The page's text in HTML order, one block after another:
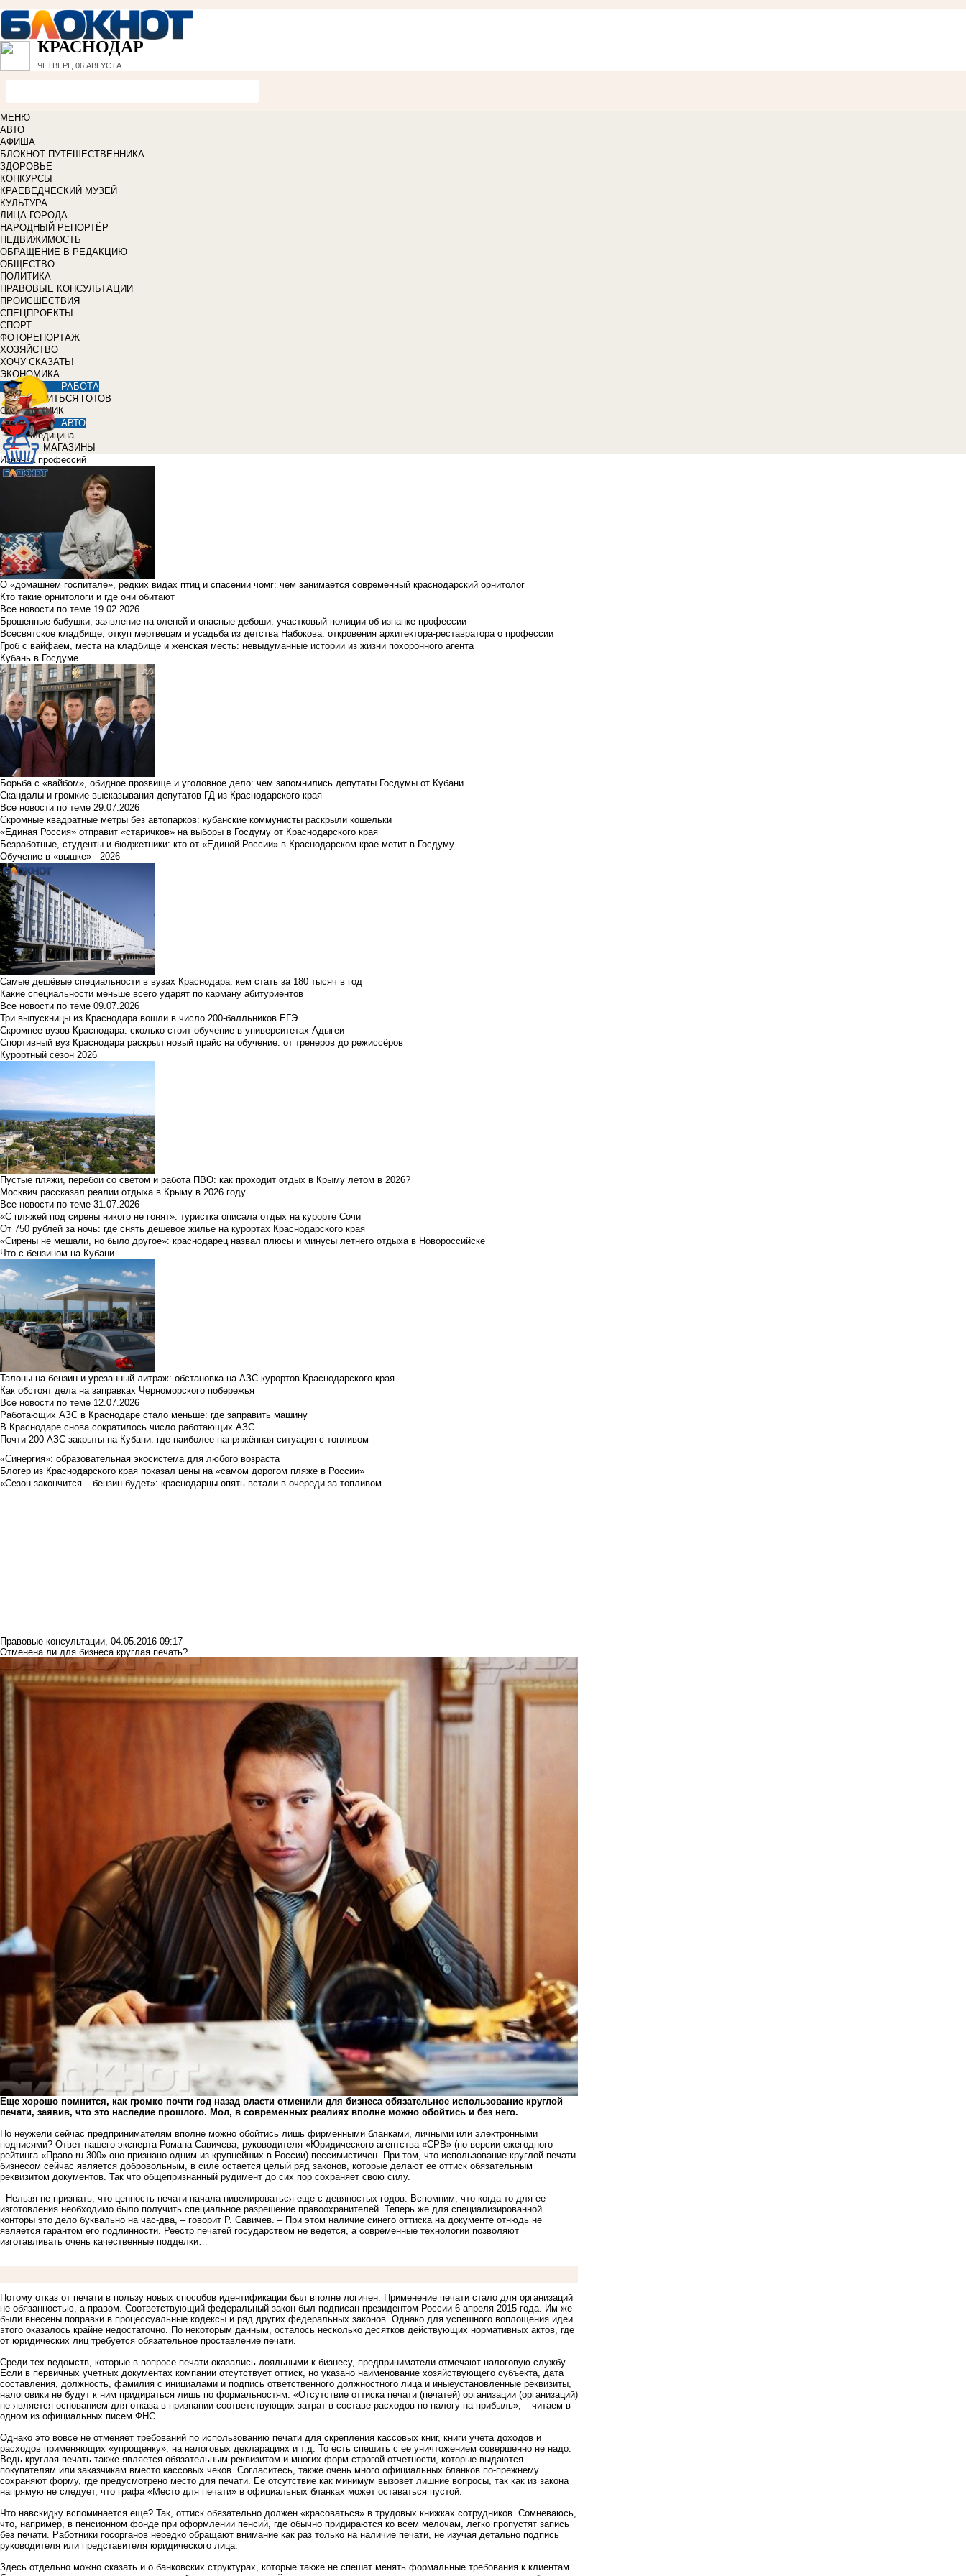
КРАСНОДАР
ЧЕТВЕРГ, 06 АВГУСТА
МЕНЮ
АВТО
АФИША
БЛОКНОТ ПУТЕШЕСТВЕННИКА
ЗДОРОВЬЕ
КОНКУРСЫ
КРАЕВЕДЧЕСКИЙ МУЗЕЙ
КУЛЬТУРА
ЛИЦА ГОРОДА
НАРОДНЫЙ РЕПОРТЁР
НЕДВИЖИМОСТЬ
ОБРАЩЕНИЕ В РЕДАКЦИЮ
ОБЩЕСТВО
ПОЛИТИКА
ПРАВОВЫЕ КОНСУЛЬТАЦИИ
ПРОИСШЕСТВИЯ
СПЕЦПРОЕКТЫ
СПОРТ
ФОТОРЕПОРТАЖ
ХОЗЯЙСТВО
ХОЧУ СКАЗАТЬ!
ЭКОНОМИКА
РАБОТА
УЧИТЬСЯ ГОТОВ
СПРАВОЧНИК
АВТО
Медицина
МАГАЗИНЫ
Изнанка профессий
О «домашнем госпитале», редких видах птиц и спасении чомг: чем занимается современный краснодарский орнитолог
Кто такие орнитологи и где они обитают
Все новости по теме 19.02.2026
Брошенные бабушки, заявление на оленей и опасные дебоши: участковый полиции об изнанке профессии
Всесвятское кладбище, откуп мертвецам и усадьба из детства Набокова: откровения архитектора-реставратора о профессии
Гроб с вайфаем, места на кладбище и женская месть: невыдуманные истории из жизни похоронного агента
Кубань в Госдуме
Борьба с «вайбом», обидное прозвище и уголовное дело: чем запомнились депутаты Госдумы от Кубани
Скандалы и громкие высказывания депутатов ГД из Краснодарского края
Все новости по теме 29.07.2026
Скромные квадратные метры без автопарков: кубанские коммунисты раскрыли кошельки
«Единая Россия» отправит «старичков» на выборы в Госдуму от Краснодарского края
Безработные, студенты и бюджетники: кто от «Единой России» в Краснодарском крае метит в Госдуму
Обучение в «вышке» - 2026
Самые дешёвые специальности в вузах Краснодара: кем стать за 180 тысяч в год
Какие специальности меньше всего ударят по карману абитуриентов
Все новости по теме 09.07.2026
Три выпускницы из Краснодара вошли в число 200-балльников ЕГЭ
Скромнее вузов Краснодара: сколько стоит обучение в университетах Адыгеи
Спортивный вуз Краснодара раскрыл новый прайс на обучение: от тренеров до режиссёров
Курортный сезон 2026
Пустые пляжи, перебои со светом и работа ПВО: как проходит отдых в Крыму летом в 2026?
Москвич рассказал реалии отдыха в Крыму в 2026 году
Все новости по теме 31.07.2026
«С пляжей под сирены никого не гонят»: туристка описала отдых на курорте Сочи
От 750 рублей за ночь: где снять дешевое жилье на курортах Краснодарского края
«Сирены не мешали, но было другое»: краснодарец назвал плюсы и минусы летнего отдыха в Новороссийске
Что с бензином на Кубани
Талоны на бензин и урезанный литраж: обстановка на АЗС курортов Краснодарского края
Как обстоят дела на заправках Черноморского побережья
Все новости по теме 12.07.2026
Работающих АЗС в Краснодаре стало меньше: где заправить машину
В Краснодаре снова сократилось число работающих АЗС
Почти 200 АЗС закрыты на Кубани: где наиболее напряжённая ситуация с топливом
«Синергия»: образовательная экосистема для любого возраста
Блогер из Краснодарского края показал цены на «самом дорогом пляже в России»
«Сезон закончится – бензин будет»: краснодарцы опять встали в очереди за топливом
Правовые консультации, 04.05.2016 09:17
Отменена ли для бизнеса круглая печать?
Еще хорошо помнится, как громко почти год назад власти отменили для бизнеса обязательное использование круглой
печати, заявив, что это наследие прошлого. Мол, в современных реалиях вполне можно обойтись и без него.
Но неужели сейчас предпринимателям вполне можно обойтись лишь фирменными бланками, личными или электронными
подписями? Ответ нашего эксперта Романа Савичева, руководителя «Юридического агентства «СРВ» (по версии ежегодного
рейтинга «Право.ru-300» оно признано одним из крупнейших в России) пессимистичен. При том, что использование круглой печати
бизнесом сейчас является добровольным, в силе остается целый ряд законов, которые делают ее оттиск обязательным
реквизитом документов. Так что общепризнанный рудимент до сих пор сохраняет свою силу.
- Нельзя не признать, что ценность печати начала нивелироваться еще с девяностых годов. Вспомним, что когда-то для ее
изготовления необходимо было получить специальное разрешение правоохранителей. Теперь же для специализированной
конторы это дело буквально на час-два, – говорит Р. Савичев. – При этом наличие синего оттиска на документе отнюдь не
является гарантом его подлинности. Реестр печатей государством не ведется, а современные технологии позволяют
изготавливать очень качественные подделки…
Потому отказ от печати в пользу новых способов идентификации был вполне логичен. Применение печати стало для организаций
не обязанностью, а правом. Соответствующий федеральный закон был подписан президентом России 6 апреля 2015 года. Им же
были внесены поправки в процессуальные кодексы и ряд других федеральных законов. Однако для успешного воплощения идеи
этого оказалось крайне недостаточно. По некоторым данным, осталось несколько десятков действующих нормативных актов, где
от юридических лиц требуется обязательное проставление печати.
Среди тех ведомств, которые в вопросе печати оказались лояльными к бизнесу, предприниматели отмечают налоговую службу.
Если в первичных учетных документах компании отсутствует оттиск, но указано наименование хозяйствующего субъекта, дата
составления, должность, фамилия с инициалами и подпись ответственного должностного лица и иныеустановленные реквизиты,
налоговики не будут к ним придираться лишь по формальностям. «Отсутствие оттиска печати (печатей) организации (организаций)
не является основанием для отказа в признании соответствующих затрат в составе расходов по налогу на прибыль», – читаем в
одном из официальных писем ФНС.
Однако это вовсе не отменяет требований по использованию печати для скрепления кассовых книг, книги учета доходов и
расходов применяющих «упрощенку», на налоговых декларациях и т.д. То есть спешить с ее уничтожением совершенно не надо.
Ведь круглая печать также является обязательным реквизитом и многих форм строгой отчетности, которые выдаются
покупателям или заказчикам вместо кассовых чеков. Согласитесь, также очень много официальных бланков по-прежнему
сохраняют форму, где предусмотрено место для печати. Ее отсутствие как минимум вызовет лишние вопросы, так как из закона
напрямую не следует, что графа «Место для печати» в официальных бланках может оставаться пустой.
Что навскидку вспоминается еще? Так, оттиск обязательно должен «красоваться» в трудовых книжках сотрудников. Сомневаюсь,
что, например, в пенсионном фонде при оформлении пенсий, где обычно придираются ко всем мелочам, легко пропустят запись
без печати. Работники госорганов нередко обращают внимание как раз только на наличие печати, не изучая детально подпись
руководителя или представителя юридического лица.
Здесь отдельно можно сказать и о банковских структурах, которые также не спешат менять формальные требования к клиентам.